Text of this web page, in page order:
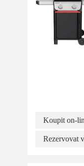
Koupit on-
Rezervovat